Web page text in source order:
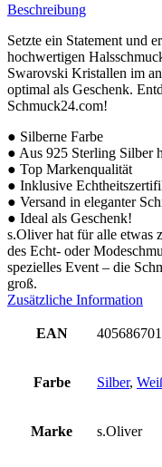
Beschreibung
Setzte ein Statement und
hochwertigen
Swarovski Kristallen im
optimal als Geschenk.
Schmuck24.com!
● Silberne Farbe
● Aus 925 Sterling Silber
● Top Markenqualität
● Inklusive
● Versand in eleganter
● Ideal als Geschenk!
s.Oliver hat für alle etwas
des Echt- oder
spezielles Event – die
groß.
Zusätzliche Information
EAN
Farbe Silber,
Marke s.Oliver